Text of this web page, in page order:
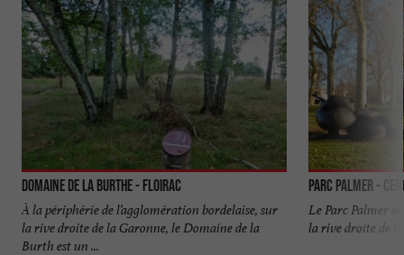
Domaine de la Burthe - Floirac
À la périphérie de l’agglomération bordelaise, sur
la rive droite de la Garonne, le Domaine de la
Burth est un ...
Parc Palmer -
Le Parc Palmer
la rive droite de la